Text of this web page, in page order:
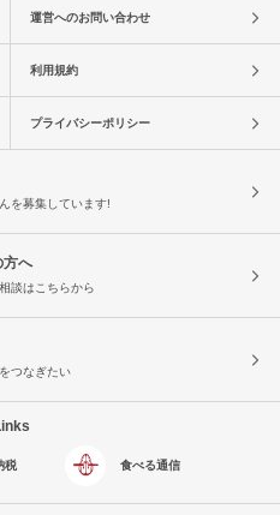
運営へのお問い合わせ
利用規約
プライバシーポリシー
を募集しています!
方へ
談はこちらから
つなぎたい
税 食べる通信